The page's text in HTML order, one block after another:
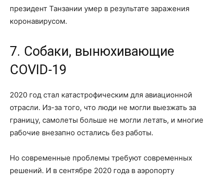
президент Танзании умер в результате заражения
коронавирусом.
7. Собаки, вынюхивающие
COVID-19
2020 год стал катастрофическим для авиационной
отрасли. Из-за того, что люди не могли выезжать за
границу, самолеты больше не могли летать, и многие
рабочие внезапно остались без работы.
Но современные проблемы требуют современных
решений. И в сентябре 2020 года в аэропорту